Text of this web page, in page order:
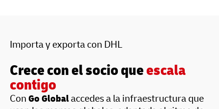
Importa y exporta con DHL
Crece con el socio queescala
contigo
Con Go Globalaccedes a la infraestructura que